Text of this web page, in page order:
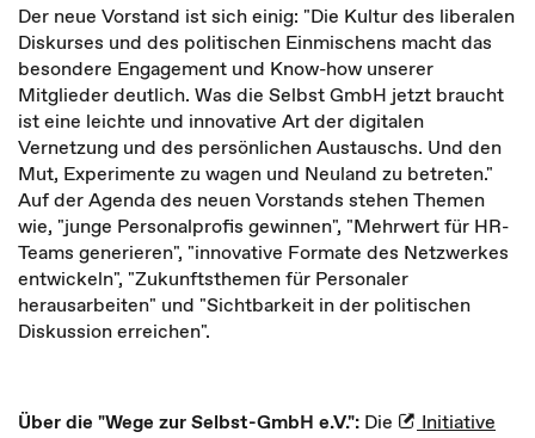
Der neue Vorstand ist sich einig: "Die Kultur des liberalen
Diskurses und des politischen Einmischens macht das
besondere Engagement und Know-how unserer
Mitglieder deutlich. Was die Selbst GmbH jetzt braucht
ist eine leichte und innovative Art der digitalen
Vernetzung und des persönlichen Austauschs. Und den
Mut, Experimente zu wagen und Neuland zu betreten."
Auf der Agenda des neuen Vorstands stehen Themen
wie, "junge Personalprofis gewinnen", "Mehrwert für HR-
Teams generieren", "innovative Formate des Netzwerkes
entwickeln", "Zukunftsthemen für Personaler
herausarbeiten" und "Sichtbarkeit in der politischen
Diskussion erreichen".
Über die "Wege zur Selbst-GmbH e.V.": Die
Initiative